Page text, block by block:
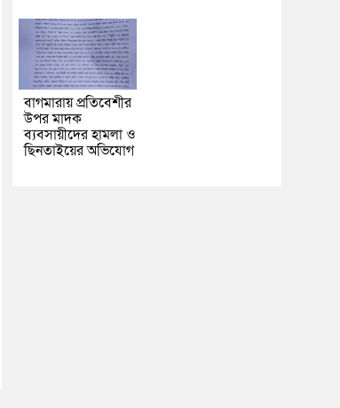
বাগমারায় প্রতিবেশীর
উপর মাদক
ব্যবসায়ীদের হামলা ও
ছিনতাইয়ের অভিযোগ